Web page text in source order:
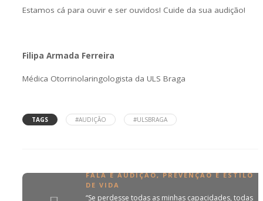
Estamos cá para ouvir e ser ouvidos! Cuide da sua audição!
Filipa Armada Ferreira
Médica Otorrinolaringologista da ULS Braga
TAGS #AUDIÇÃO #ULSBRAGA
FALA E AUDIÇÃO,PREVENÇÃO E ESTILO
DE VIDA
“Se perdesse todas as minhas capacidades, todas